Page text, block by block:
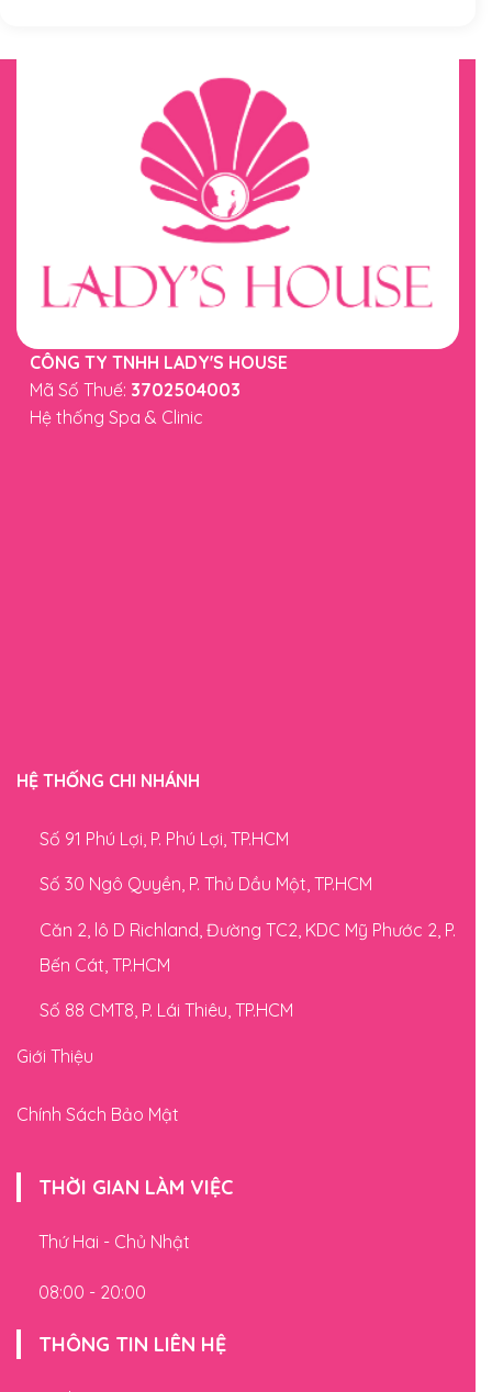
CÔNG TY TNHH LADY'S HOUSE
Mã Số Thuế: 3702504003
Hệ thống Spa & Clinic
HỆ THỐNG CHI NHÁNH
Số 91 Phú Lợi, P. Phú Lợi, TP.HCM
Số 30 Ngô Quyền, P. Thủ Dầu Một, TP.HCM
Căn 2, lô D Richland, Đường TC2, KDC Mỹ Phước 2, P.
Bến Cát, TP.HCM
Số 88 CMT8, P. Lái Thiêu, TP.HCM
Giới Thiệu
Chính Sách Bảo Mật
THỜI GIAN LÀM VIỆC
Thứ Hai - Chủ Nhật
08:00 - 20:00
THÔNG TIN LIÊN HỆ